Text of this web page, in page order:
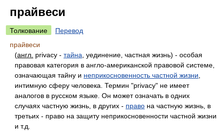
прайвеси
Толкование
Перевод
прайвеси
(англ. privacy - тайна , уединение, частная жизнь) - особая
правовая категория в англо-американской правовой системе,
означающая тайну и неприкосновенность частной жизни
интимную сферу человека. Термин "privacy" не имеет
аналогов в русском языке. Он может означать в одних
случаях частную жизнь, в других - право на частную жизнь, в
третьих - право на защиту неприкосновенности частной жизни
и т.д.